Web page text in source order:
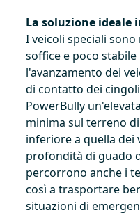
La soluzione ideale
I veicoli speciali
soffice e poco
l'avanzamento dei
di contatto dei
PowerBully
minima sul terreno
inferiore a quella dei
profondità di guado
percorrono anche i
così a trasportare
situazioni di